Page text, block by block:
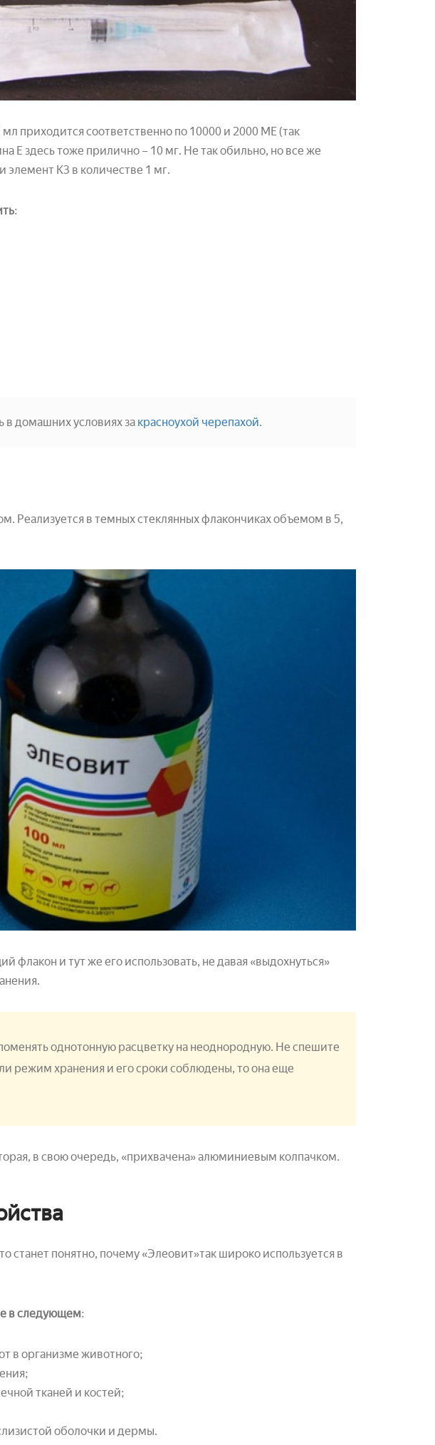
мл приходится соответственно по 10000 и 2000 МЕ (так
Е здесь тоже прилично – 10 мг. Не так обильно, но все же
элемент К3 в количестве 1 мг.
:
в домашних условиях за красноухой черепахой.
Реализуется в темных стеклянных флакончиках объемом в 5,
флакон и тут же его использовать, не давая «выдохнуться»
однотонную расцветку на неоднородную. Не спешите
режим хранения и его сроки соблюдены, то она еще
в свою очередь, «прихвачена» алюминиевым колпачком.
станет понятно, почему «Элеовит»так широко используется в
в следующем:
в организме животного;
тканей и костей;
оболочки и дермы.